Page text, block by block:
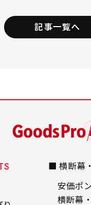
する際の参
ください。記事一覧へ
■ 横断幕
安価ポ
横断幕